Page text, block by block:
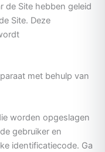
de Site hebben geleid
Site. Deze
met behulp van
worden opgeslagen
gebruiker en
identificatiecode. Ga